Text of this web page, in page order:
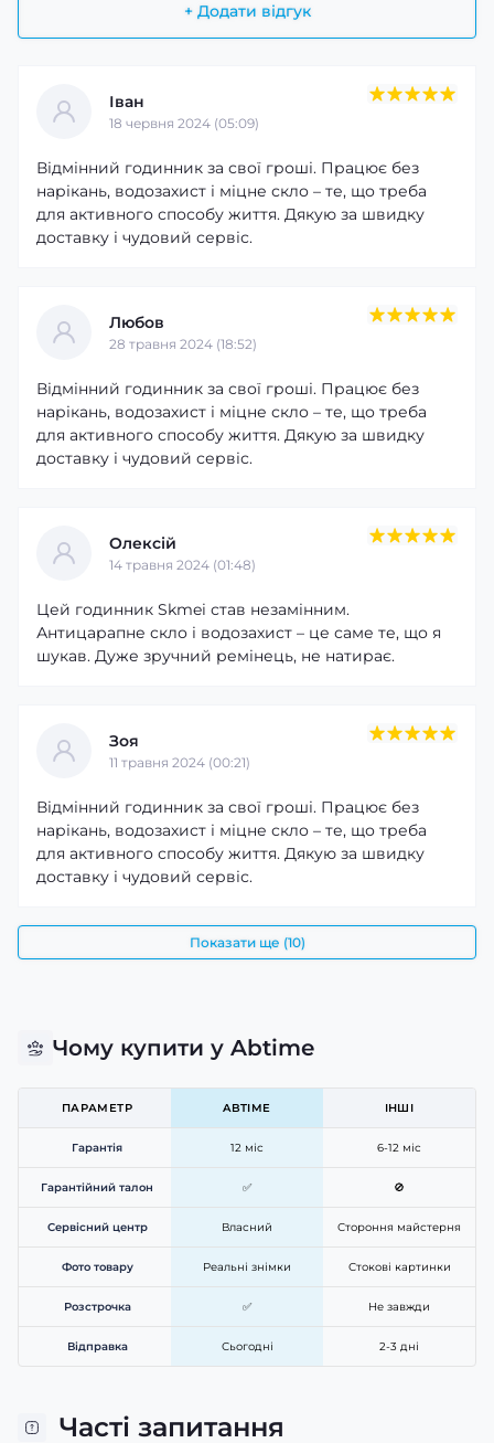
+ Додати відгук
Іван
18 червня 2024 (05:09)
Відмінний годинник за свої гроші. Працює без
нарікань, водозахист і міцне скло – те, що треба
для активного способу життя. Дякую за швидку
доставку і чудовий сервіс.
Любов
28 травня 2024 (18:52)
Відмінний годинник за свої гроші. Працює без
нарікань, водозахист і міцне скло – те, що треба
для активного способу життя. Дякую за швидку
доставку і чудовий сервіс.
Олексій
14 травня 2024 (01:48)
Цей годинник Skmei став незамінним.
Антицарапне скло і водозахист – це саме те, що я
шукав. Дуже зручний ремінець, не натирає.
Зоя
11 травня 2024 (00:21)
Відмінний годинник за свої гроші. Працює без
нарікань, водозахист і міцне скло – те, що треба
для активного способу життя. Дякую за швидку
доставку і чудовий сервіс.
Показати ще (10)
Чому купити у Abtime
ПАРАМЕТР ABTIME ІНШІ
Гарантія 12 міс 6-12 міс
Гарантійний талон ✅ 🚫
Сервісний центр Власний Стороння майстерня
Фото товару Реальні знімки Стокові картинки
Розстрочка ✅ Не завжди
Відправка Сьогодні 2-3 дні
Часті запитання